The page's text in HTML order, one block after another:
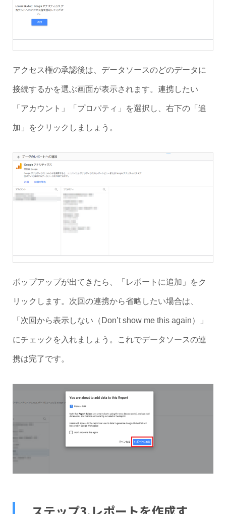
アクセス権の承認後は、データソースのどのデータに
接続するかを選ぶ画面が表示されます。連携したい
「アカウント」「プロパティ」を選択し、右下の「追
加」をクリックしましょう。
ポップアップが出てきたら、「レポートに追加」をク
リックします。次回の連携から省略したい場合は、
「次回から表示しない（Don’t show me this again）」
にチェックを入れましょう。これでデータソースの連
携は完了です。